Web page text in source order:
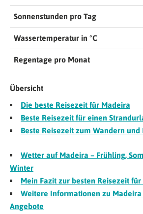
Sonnenstunden pro Tag
Wassertemperatur in °C
Regentage pro Monat
Übersicht
Die beste Reisezeit für Madeira
Beste Reisezeit für einen
Beste Reisezeit zum Wandern
Wetter auf Madeira – Frühling,
Winter
Mein Fazit zur besten Reisezeit
Weitere Informationen zu Madeira
Angebote